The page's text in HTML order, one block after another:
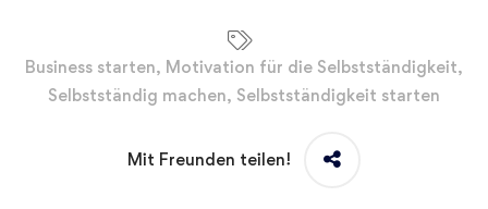
Business starten, Motivation für die Selbstständigkeit,
Selbstständig machen, Selbstständigkeit starten
Mit Freunden teilen!